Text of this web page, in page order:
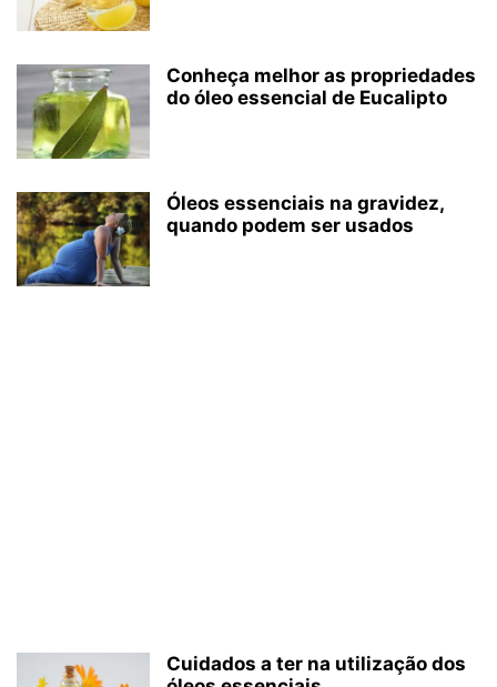
Conheça melhor as propriedades
do óleo essencial de Eucalipto
Óleos essenciais na gravidez,
quando podem ser usados
Cuidados a ter na utilização dos